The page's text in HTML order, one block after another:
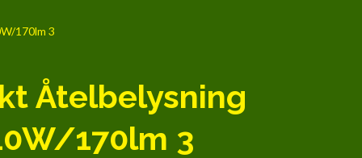
170lm 3
Åtelbelysning
170lm 3